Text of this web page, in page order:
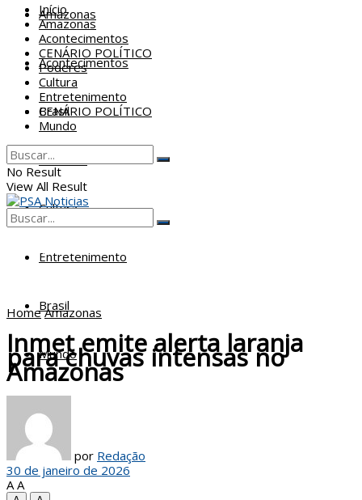
Amazonas
Acontecimentos
CENÁRIO POLÍTICO
Poderes
Cultura
Entretenimento
Brasil
Mundo
Início
Amazonas
Acontecimentos
CENÁRIO POLÍTICO
Poderes
Cultura
Entretenimento
Brasil
Mundo
No Result
View All Result
View All Result
Home Amazonas
Inmet emite alerta laranja
para chuvas intensas no
Amazonas
por Redação
30 de janeiro de 2026
A A